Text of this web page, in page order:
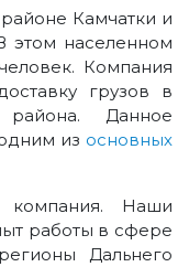
Камчатки и
этом населенном
Компания
грузов в
Данное
из основных
Наши
работы в сфере
Дальнего